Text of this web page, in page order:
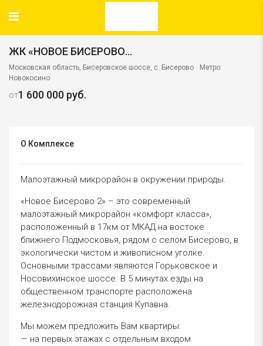
ЖК «НОВОЕ БИСЕРОВО — 2»
Московская область, Бисеровское шоссе, с. Бисерово
Метро:
Новокосино
от1 600 000 руб.
О Комплексе
Малоэтажный микрорайон в окружении природы.
«Новое Бисерово 2» – это современный
малоэтажный микрорайон «комфорт класса»,
расположенный в 17км от МКАД на востоке
ближнего Подмосковья, рядом с селом Бисерово, в
экологически чистом и живописном уголке.
Основными трассами являются Горьковское и
Носовихинское шоссе. В 5 минутах езды на
общественном транспорте расположена
железнодорожная станция Купавна.
Мы можем предложить Вам квартиры:
— на первых этажах с отдельным входом